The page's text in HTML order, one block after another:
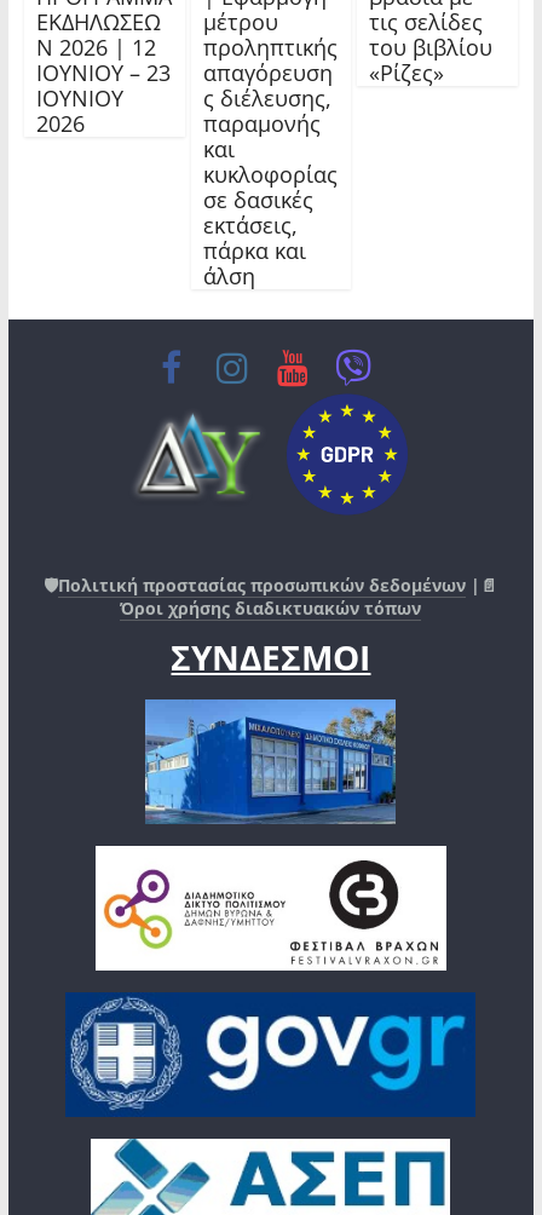
ΕΚΔΗΛΩΣΕΩ
Ν 2026 | 12
ΙΟΥΝΙΟΥ – 23
ΙΟΥΝΙΟΥ
2026
μέτρου
προληπτικής
απαγόρευση
ς διέλευσης,
παραμονής
και
κυκλοφορίας
σε δασικές
εκτάσεις,
πάρκα και
άλση
τις σελίδες
του βιβλίου
«Ρίζες»
🛡️Πολιτική προστασίας προσωπικών δεδομένων |📄
Όροι χρήσης διαδικτυακών τόπων
ΣΥΝΔΕΣΜΟΙ